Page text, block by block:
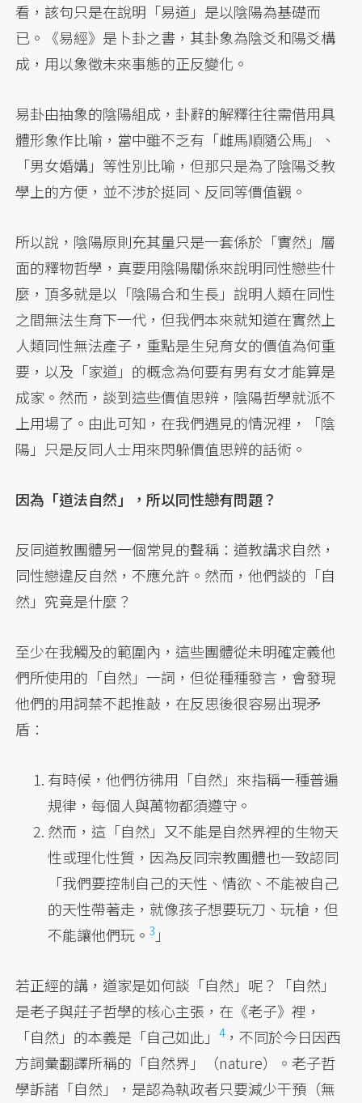
看，該句只是在說明「易道」是以陰陽為基礎而
已。《易經》是卜卦之書，其卦象為陰爻和陽爻構
成，用以象徵未來事態的正反變化。
易卦由抽象的陰陽組成，卦辭的解釋往往需借用具
體形象作比喻，當中雖不乏有「雌馬順隨公馬」、
「男女婚媾」等性別比喻，但那只是為了陰陽爻教
學上的方便，並不涉於挺同、反同等價值觀。
所以說，陰陽原則充其量只是一套係於「實然」層
面的釋物哲學，真要用陰陽關係來說明同性戀些什
麼，頂多就是以「陰陽合和生長」說明人類在同性
之間無法生育下一代，但我們本來就知道在實然上
人類同性無法產子，重點是生兒育女的價值為何重
要，以及「家道」的概念為何要有男有女才能算是
成家。然而，談到這些價值思辨，陰陽哲學就派不
上用場了。由此可知，在我們遇見的情況裡，「陰
陽」只是反同人士用來閃躲價值思辨的話術。
因為「道法自然」，所以同性戀有問題？
反同道教團體另一個常見的聲稱：道教講求自然，
同性戀違反自然，不應允許。然而，他們談的「自
然」究竟是什麼？
至少在我觸及的範圍內，這些團體從未明確定義他
們所使用的「自然」一詞，但從種種發言，會發現
他們的用詞禁不起推敲，在反思後很容易出現矛
盾：
有時候，他們彷彿用「自然」來指稱一種普遍
規律，每個人與萬物都須遵守。
然而，這「自然」又不能是自然界裡的生物天
性或理化性質，因為反同宗教團體也一致認同
「我們要控制自己的天性、情欲、不能被自己
的天性帶著走，就像孩子想要玩刀、玩槍，但
不能讓他們玩。3 」
若正經的講，道家是如何談「自然」呢？「自然」
是老子與莊子哲學的核心主張，在《老子》裡，
「自然」的本義是「自己如此」4，不同於今日因西
方詞彙翻譯所稱的「自然界」（nature）。老子哲
學訴諸「自然」，是認為執政者只要減少干預（無